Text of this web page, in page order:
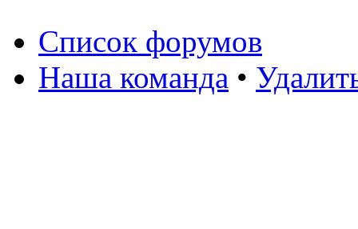
Список форумов
Наша команда •